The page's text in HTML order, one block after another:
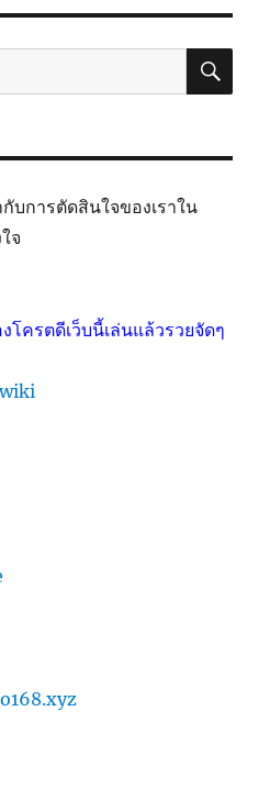
ค้น
บการตัดสินใจของเราใน
จ
โครตดีเว็บนี้เล่นแล้วรวยจัดๆ